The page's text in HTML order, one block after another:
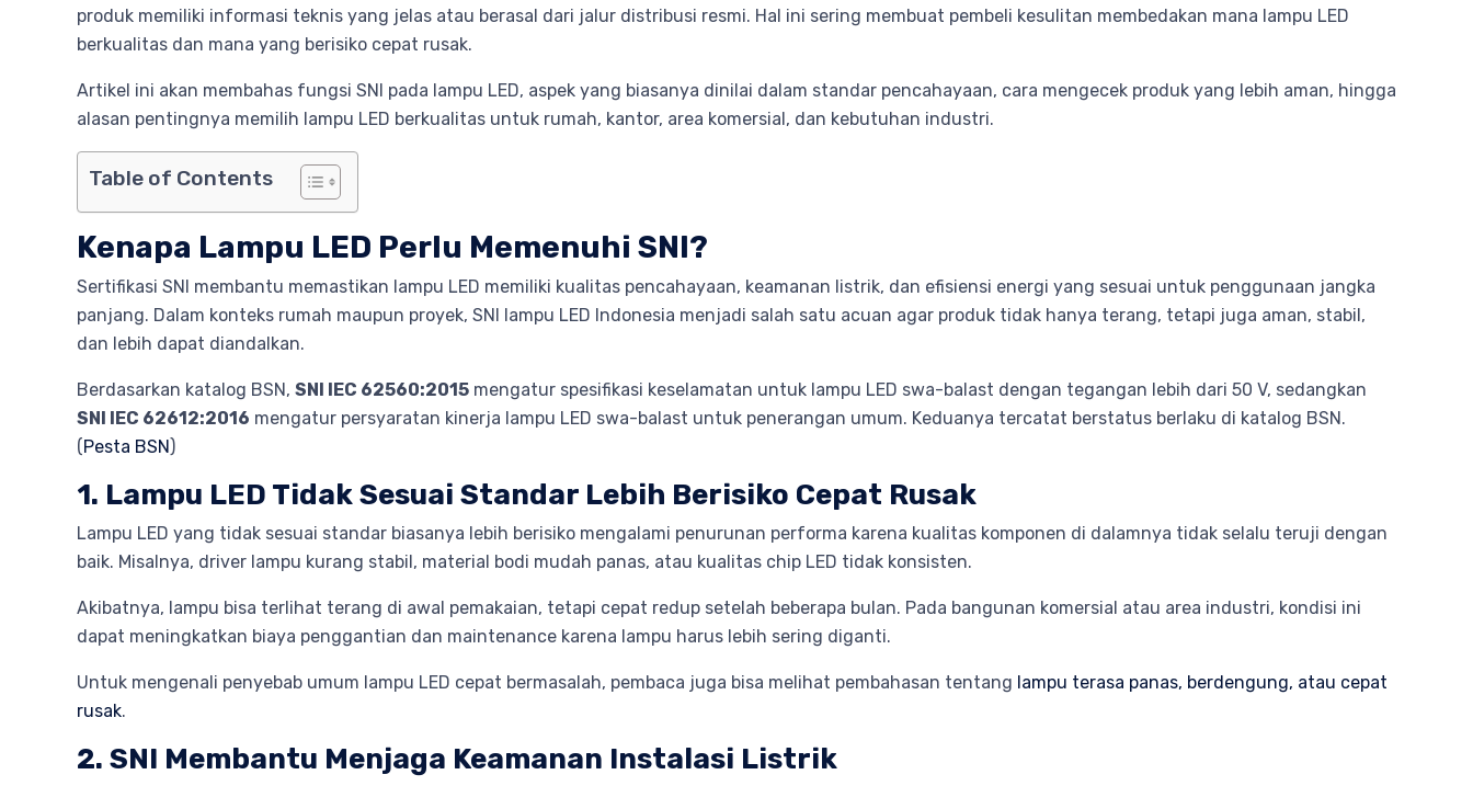
produk memiliki informasi teknis yang jelas atau berasal dari jalur distribusi resmi. Hal ini sering membuat pembeli kesulitan membedakan mana lampu LED
berkualitas dan mana yang berisiko cepat rusak.
Artikel ini akan membahas fungsi SNI pada lampu LED, aspek yang biasanya dinilai dalam standar pencahayaan, cara mengecek produk yang lebih aman, hingga
alasan pentingnya memilih lampu LED berkualitas untuk rumah, kantor, area komersial, dan kebutuhan industri.
Table of Contents
Kenapa Lampu LED Perlu Memenuhi SNI?
Sertifikasi SNI membantu memastikan lampu LED memiliki kualitas pencahayaan, keamanan listrik, dan efisiensi energi yang sesuai untuk penggunaan jangka
panjang. Dalam konteks rumah maupun proyek, SNI lampu LED Indonesia menjadi salah satu acuan agar produk tidak hanya terang, tetapi juga aman, stabil,
dan lebih dapat diandalkan.
Berdasarkan katalog BSN, SNI IEC 62560:2015 mengatur spesifikasi keselamatan untuk lampu LED swa-balast dengan tegangan lebih dari 50 V, sedangkan
SNI IEC 62612:2016 mengatur persyaratan kinerja lampu LED swa-balast untuk penerangan umum. Keduanya tercatat berstatus berlaku di katalog BSN.
( Pesta BSN )
1. Lampu LED Tidak Sesuai Standar Lebih Berisiko Cepat Rusak
Lampu LED yang tidak sesuai standar biasanya lebih berisiko mengalami penurunan performa karena kualitas komponen di dalamnya tidak selalu teruji dengan
baik. Misalnya, driver lampu kurang stabil, material bodi mudah panas, atau kualitas chip LED tidak konsisten.
Akibatnya, lampu bisa terlihat terang di awal pemakaian, tetapi cepat redup setelah beberapa bulan. Pada bangunan komersial atau area industri, kondisi ini
dapat meningkatkan biaya penggantian dan maintenance karena lampu harus lebih sering diganti.
Untuk mengenali penyebab umum lampu LED cepat bermasalah, pembaca juga bisa melihat pembahasan tentang lampu terasa panas, berdengung, atau cepat
rusak.
2. SNI Membantu Menjaga Keamanan Instalasi Listrik